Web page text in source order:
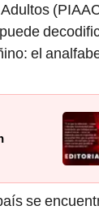
el
se